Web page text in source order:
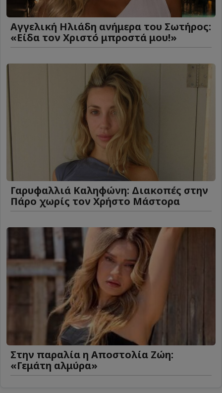
Αγγελική Ηλιάδη ανήμερα του Σωτήρος:
«Είδα τον Χριστό μπροστά μου!»
Γαρυφαλλιά Καληφώνη: Διακοπές στην
Πάρο χωρίς τον Χρήστο Μάστορα
Στην παραλία η Αποστολία Ζώη:
«Γεμάτη αλμύρα»